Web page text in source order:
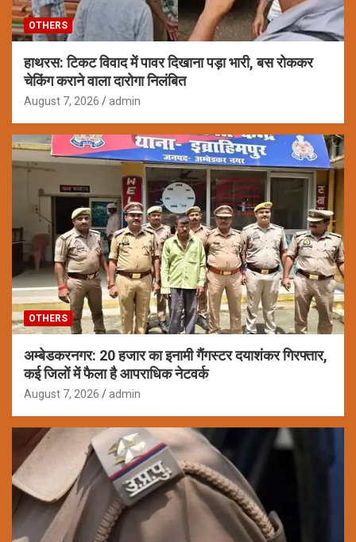
OTHERS
हाथरस: टिकट विवाद में पावर दिखाना पड़ा भारी, बस रोककर
चेकिंग कराने वाला दारोगा निलंबित
August 7, 2026 admin
OTHERS
अम्बेडकरनगर: 20 हजार का इनामी गैंगस्टर दयाशंकर गिरफ्तार,
कई जिलों में फैला है आपराधिक नेटवर्क
August 7, 2026 admin